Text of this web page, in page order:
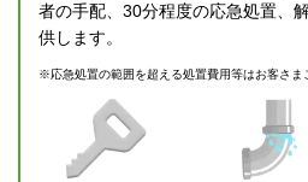
者の手配、30分程度の応急処置、
供します。
※応急処置の範囲を超える処置費用等はお客さま